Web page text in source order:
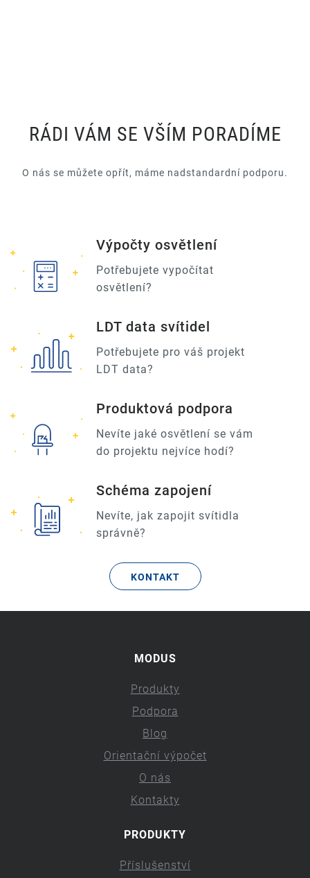
RÁDI VÁM SE VŠÍM PORADÍME
O nás se můžete opřít, máme nadstandardní podporu.
Výpočty osvětlení
Potřebujete vypočítat
osvětlení?
LDT data svítidel
Potřebujete pro váš projekt
LDT data?
Produktová podpora
Nevíte jaké osvětlení se vám
do projektu nejvíce hodí?
Schéma zapojení
Nevíte, jak zapojit svítidla
správně?
KONTAKT
MODUS
Produkty
Podpora
Blog
Orientační výpočet
O nás
Kontakty
PRODUKTY
Příslušenství